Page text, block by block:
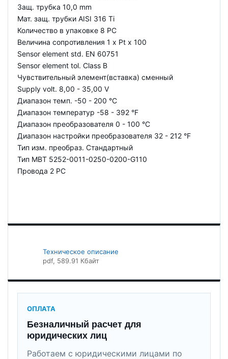
Защ. трубка 10,0 mm
Мат. защ. трубки AISI 316 Ti
Количество в упаковке 8 PC
Величина сопротивления 1 x Pt x 100
Sensor element std. EN 60751
Sensor element tol. Class B
Чувствительный элемент(вставка) сменный
Supply volt. 8,00 - 35,00 V
Диапазон темп. -50 - 200 °C
Диапазон температур -58 - 392 °F
Диапазон преобразователя 0 - 100 °C
Диапазон настройки преобразователя 32 - 212 °F
Тип изм. преобраз. Стандартный
Тип MBT 5252-0011-0250-0200-G110
Провода 2 PC
Техническое описание
pdf, 589.91 Кбайт
ОПЛАТА
Безналичный расчет для
юридических лиц
Работаем с юридическими лицами по